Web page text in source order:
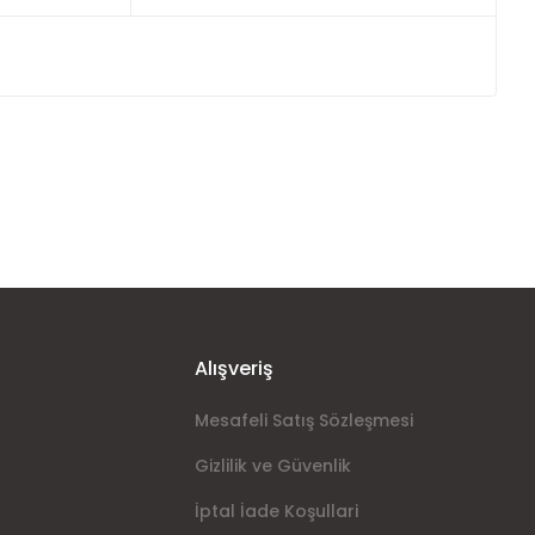
Alışveriş
Mesafeli Satış Sözleşmesi
Gizlilik ve Güvenlik
İptal İade Koşullari